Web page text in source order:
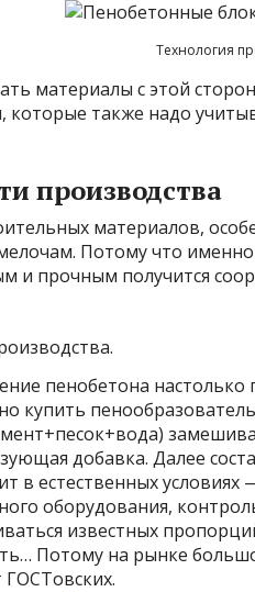
Технология
материалы с этой
которые также надо
производства
материалов,
Потому что
и прочным получится
пенобетона настолько
купить
добавка. Далее
в естественных
оборудования,
известных
Потому на рынке
ГОСТовских.